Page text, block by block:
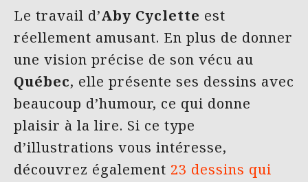
Le travail d’Aby Cyclette est
réellement amusant. En plus de donner
une vision précise de son vécu au
Québec, elle présente ses dessins avec
beaucoup d’humour, ce qui donne
plaisir à la lire. Si ce type
d’illustrations vous intéresse,
découvrez également 23 dessins qui